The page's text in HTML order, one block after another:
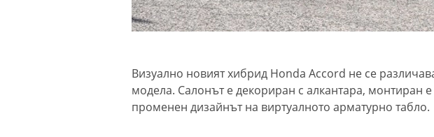
Визуално новият хибрид Honda Accord не се
модела. Салонът е декориран с алкантара, монтиран
променен дизайнът на виртуалното арматурно табло.